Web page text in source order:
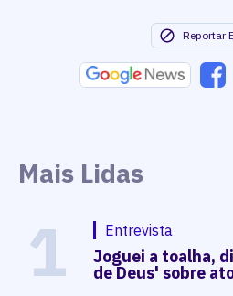
Reportar
Mais Lidas
1 Entrevista
Joguei a toalha,
de Deus' sobre